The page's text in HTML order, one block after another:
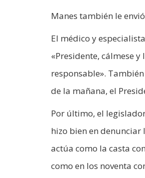
Manes también le
El médico y
«Presidente, cálmese
responsable».
de la mañana, el
Por último, el
hizo bien en denunciar
actúa como la casta
como en los noventa